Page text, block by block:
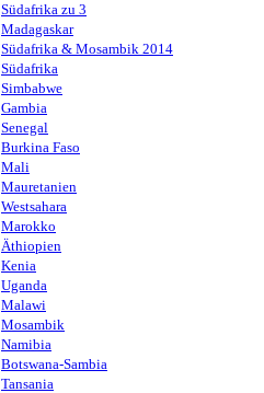
Südafrika zu 3
Madagaskar
Südafrika & Mosambik 2014
Südafrika
Simbabwe
Gambia
Senegal
Burkina Faso
Mali
Mauretanien
Westsahara
Marokko
Äthiopien
Kenia
Uganda
Malawi
Mosambik
Namibia
Botswana-Sambia
Tansania